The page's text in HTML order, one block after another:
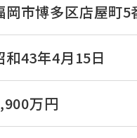
岡市博多区店屋町5
和43年4月15日
万円